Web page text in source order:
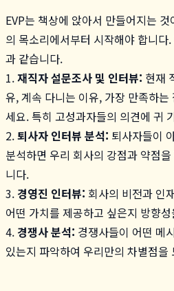
EVP는 책상에 앉아서 만들어지는
의 목소리에서부터 시작해야 합니
과 같습니다.
1.재직자 설문조사 및 인터뷰: 현재
유, 계속 다니는 이유, 가장 만족하
세요. 특히 고성과자들의 의견에 귀
2.퇴사자 인터뷰 분석: 퇴사자들이
분석하면 우리 회사의 강점과 약점
니다.
3. 경영진 인터뷰: 회사의 비전과 인
어떤 가치를 제공하고 싶은지 방향
4. 경쟁사 분석: 경쟁사들이 어떤 메
있는지 파악하여 우리만의 차별점을